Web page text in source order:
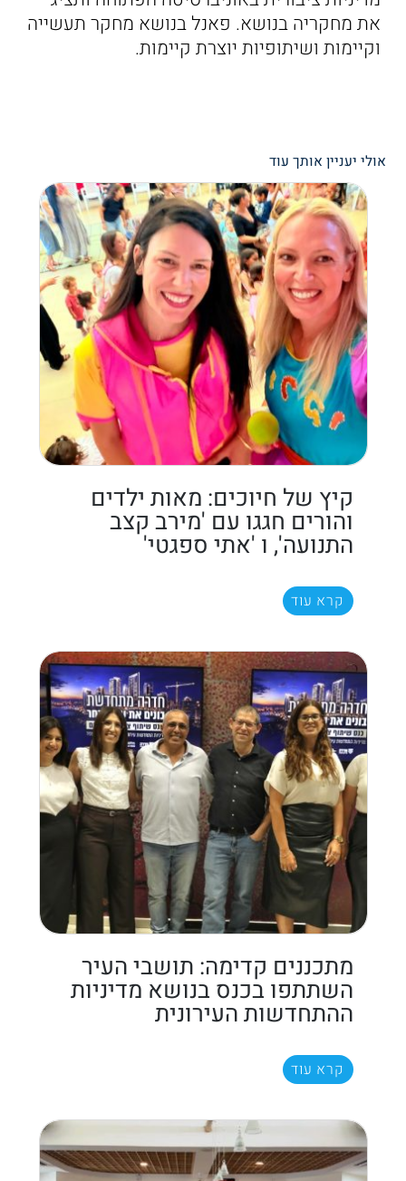
את מחקריה בנושא. פאנל בנושא מחקר תעשייה
וקיימות ושיתופיות יוצרת קיימות.
אולי יעניין אותך עוד
קיץ של חיוכים: מאות ילדים
והורים חגגו עם 'מירב קצב
התנועה', ו 'אתי ספגטי'
קרא עוד
מתכננים קדימה: תושבי העיר
השתתפו בכנס בנושא מדיניות
ההתחדשות העירונית
קרא עוד